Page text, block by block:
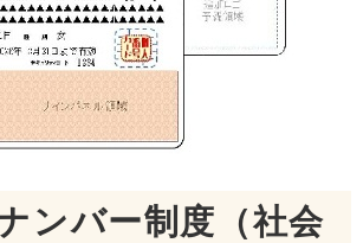
ンバー制度（社会